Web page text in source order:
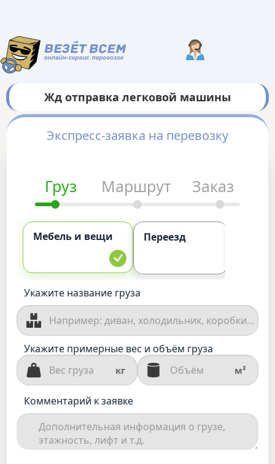
Жд отправка легковой машины
Экспресс-заявка на перевозку
Груз Маршрут Заказ
Мебель и вещи Переезд
Укажите название груза
Укажите примерные вес и объём груза
кг м³
Комментарий к заявке